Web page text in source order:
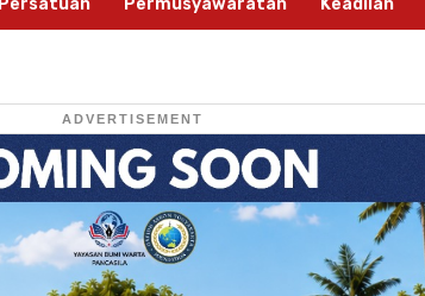
Persatuan Permusyawaratan Keadilan
ADVERTISEMENT